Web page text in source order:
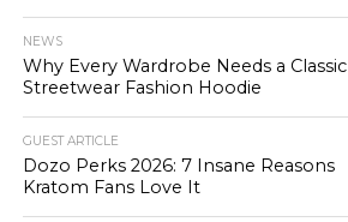
NEWS
Why Every Wardrobe Needs a Classic
Streetwear Fashion Hoodie
GUEST ARTICLE
Dozo Perks 2026: 7 Insane Reasons
Kratom Fans Love It